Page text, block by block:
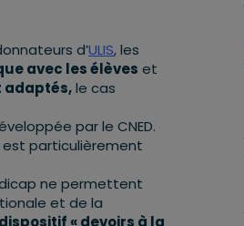
d’ULIS, les
avec les élèves et
adaptés,le cas
par le CNED.
particulièrement
ne permettent
et de la
dispositif « devoirs à la